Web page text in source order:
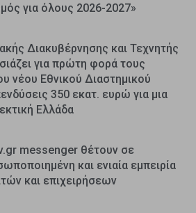
για όλους 2026-2027»
Διακυβέρνησης και Τεχνητής
για πρώτη φορά τους
νέου Εθνικού Διαστημικού
350 εκατ. ευρώ για μια
Ελλάδα
messenger θέτουν σε
και ενιαία εμπειρία
και επιχειρήσεων